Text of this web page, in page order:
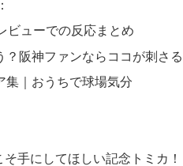
ビューでの反応まとめ
？阪神ファンならココが刺さる
集｜おうちで球場気分
手にしてほしい記念トミカ！